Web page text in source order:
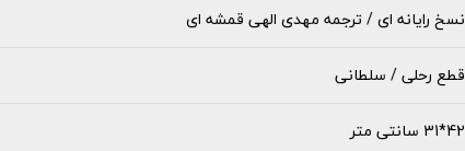
نسخ رایانه ای / ترجمه مهدی الهی قمشه ای
قطع رحلی / سلطانی
42*31 سانتی متر